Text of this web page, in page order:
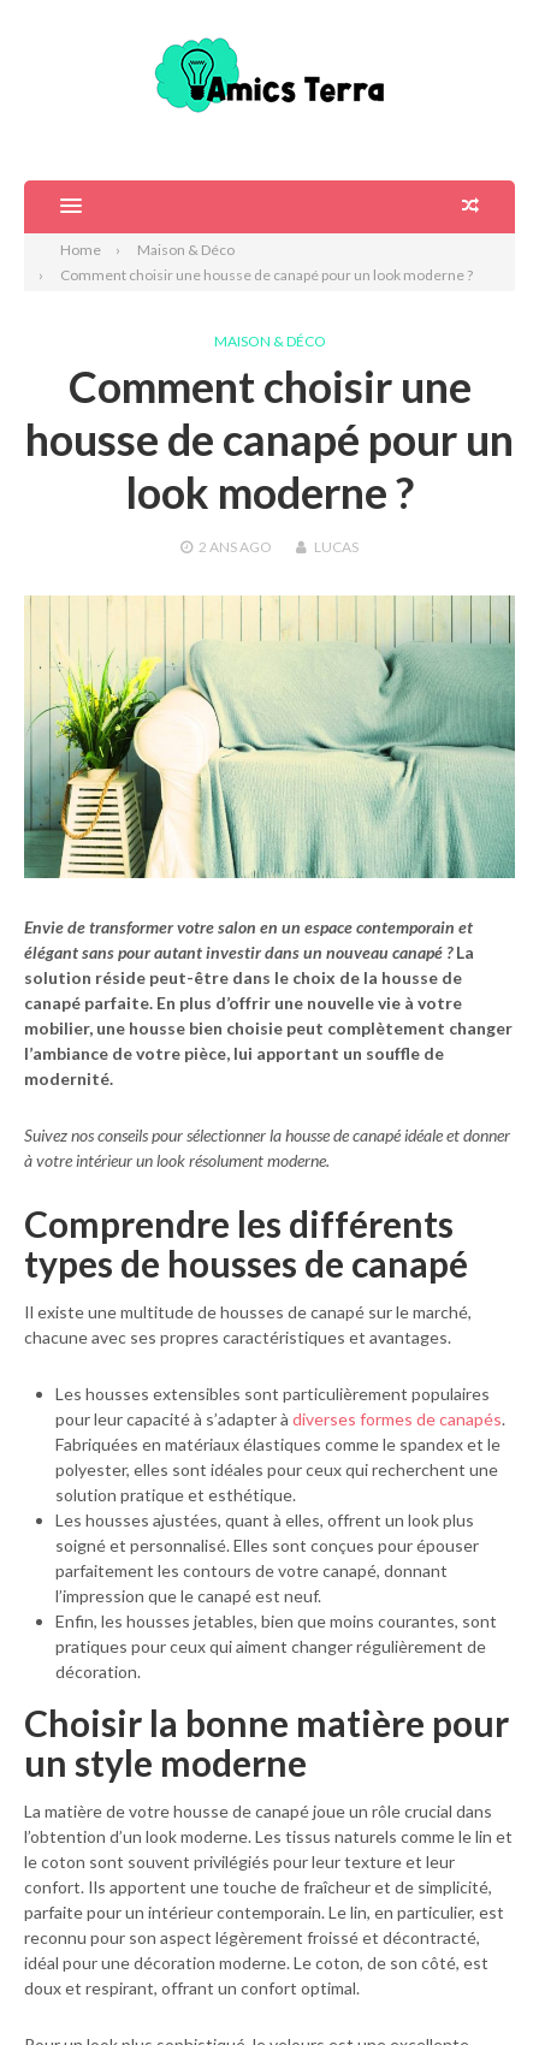
Home
Maison & Déco
Comment choisir une housse de canapé pour un look moderne ?
MAISON & DÉCO
Comment choisir une
housse de canapé pour un
look moderne ?
2 ANSAGO LUCAS
Envie de transformer votre salon en un espace contemporain et
élégant sans pour autant investir dans un nouveau canapé ?La
solution réside peut-être dans le choix de la housse de
canapé parfaite. En plus d’offrir une nouvelle vie à votre
mobilier, une housse bien choisie peut complètement changer
l’ambiance de votre pièce, lui apportant un souffle de
modernité.
Suivez nos conseils pour sélectionner la housse de canapé idéale et donner
à votre intérieur un look résolument moderne.
Comprendre les différents
types de housses de canapé
Il existe une multitude de housses de canapé sur le marché,
chacune avec ses propres caractéristiques et avantages.
Les housses extensibles sont particulièrement populaires
pour leur capacité à s’adapter à diverses formes de canapés.
Fabriquées en matériaux élastiques comme le spandex et le
polyester, elles sont idéales pour ceux qui recherchent une
solution pratique et esthétique.
Les housses ajustées, quant à elles, offrent un look plus
soigné et personnalisé. Elles sont conçues pour épouser
parfaitement les contours de votre canapé, donnant
l’impression que le canapé est neuf.
Enfin, les housses jetables, bien que moins courantes, sont
pratiques pour ceux qui aiment changer régulièrement de
décoration.
Choisir la bonne matière pour
un style moderne
La matière de votre housse de canapé joue un rôle crucial dans
l’obtention d’un look moderne. Les tissus naturels comme le lin et
le coton sont souvent privilégiés pour leur texture et leur
confort. Ils apportent une touche de fraîcheur et de simplicité,
parfaite pour un intérieur contemporain. Le lin, en particulier, est
reconnu pour son aspect légèrement froissé et décontracté,
idéal pour une décoration moderne. Le coton, de son côté, est
doux et respirant, offrant un confort optimal.